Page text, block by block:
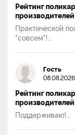
Рейтинг
Практической
"совсем"!...
Гость
08.08.2026
Рейтинг
Поддерживаю!...